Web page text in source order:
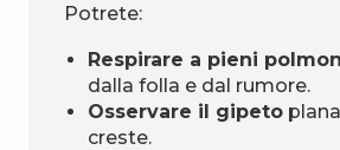
Potrete:
Respirare a pieni
dalla folla e dal rumore.
Osservare il gipeto
creste.